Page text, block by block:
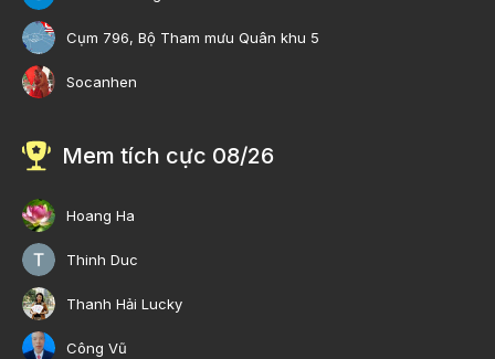
Cụm 796, Bộ Tham mưu Quân khu 5
Socanhen
Mem tích cực 08/26
Hoang Ha
Thinh Duc
Thanh Hải Lucky
Công Vũ